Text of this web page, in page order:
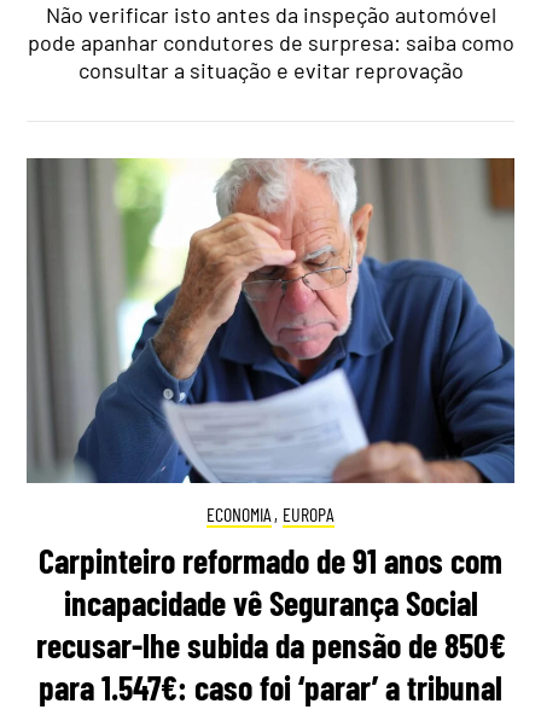
Não verificar isto antes da inspeção automóvel
pode apanhar condutores de surpresa: saiba como
consultar a situação e evitar reprovação
ECONOMIA , EUROPA
Carpinteiro reformado de 91 anos com
incapacidade vê Segurança Social
recusar-lhe subida da pensão de 850€
para 1.547€: caso foi ‘parar’ a tribunal